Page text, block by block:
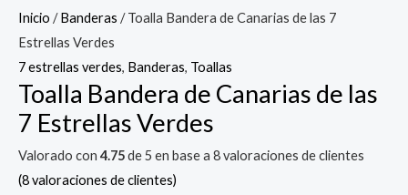
Inicio /Banderas / Toalla Bandera de Canarias de las 7
Estrellas Verdes
7 estrellas verdes, Banderas, Toallas
Toalla Bandera de Canarias de las
7 Estrellas Verdes
Valorado con 4.75de 5 en base a 8valoraciones de clientes
(8valoraciones de clientes)